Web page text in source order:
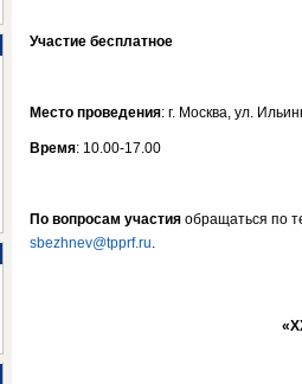
Участие бесплатное
Место проведения: г. Москва, ул.
Время: 10.00-17.00
По вопросам участия обращаться по
sbezhnev@tpprf.ru.
«